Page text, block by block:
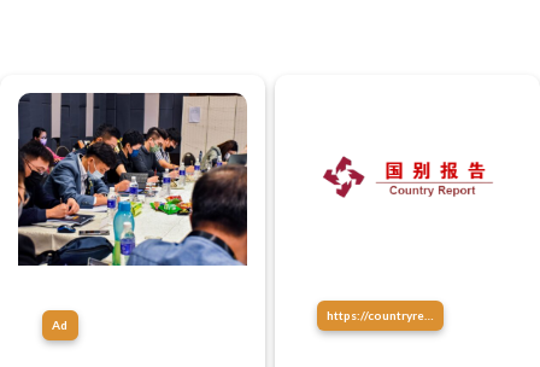
Ad
https://countryreport.mofcom.gov.cn/